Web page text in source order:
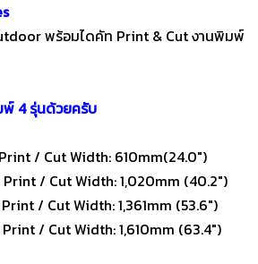
พร้อมไดคัท Print & Cut งานพิมพ์
พ์ 4 รุ่นด้วยครับ
/ Cut Width: 610mm(24.0")
/ Cut Width: 1,020mm (40.2")
/ Cut Width: 1,361mm (53.6")
/ Cut Width: 1,610mm (63.4")